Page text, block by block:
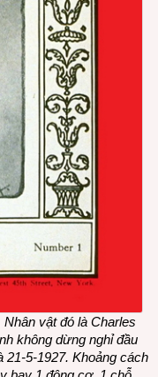
Nhân vật đó là Charles
không dừng nghỉ đầu
5-1927. Khoảng cách